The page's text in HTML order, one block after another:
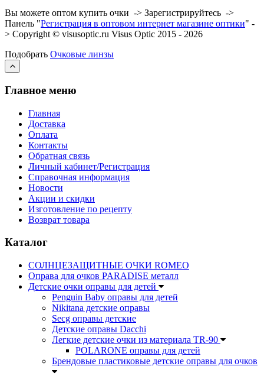
Вы можете оптом купить очки -> Зарегистрируйтесь ->
Панель "Регистрация в оптовом интернет магазине оптики" -
> Copyright © visusoptic.ru Visus Optic 2015 - 2026
Подобрать Очковые линзы
Главное меню
Главная
Доставка
Оплата
Контакты
Обратная связь
Личный кабинет/Регистрация
Справочная информация
Новости
Акции и скидки
Изготовление по рецепту
Возврат товара
Каталог
СОЛНЦЕЗАЩИТНЫЕ ОЧКИ ROMEO
Оправа для очков PARADISE металл
Детские очки оправы для детей
Penguin Baby оправы для детей
Nikitana детские оправы
Secg оправы детские
Детские оправы Dacchi
Легкие детские очки из материала TR-90
POLARONE оправы для детей
Брендовые пластиковые детские оправы для очков